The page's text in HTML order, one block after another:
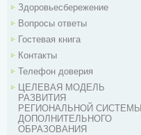
Здоровьесбережение
Вопросы ответы
Гостевая книга
Контакты
Телефон доверия
ЦЕЛЕВАЯ МОДЕЛЬ
РАЗВИТИЯ
РЕГИОНАЛЬНОЙ СИСТЕМЫ
ДОПОЛНИТЕЛЬНОГО
ОБРАЗОВАНИЯ